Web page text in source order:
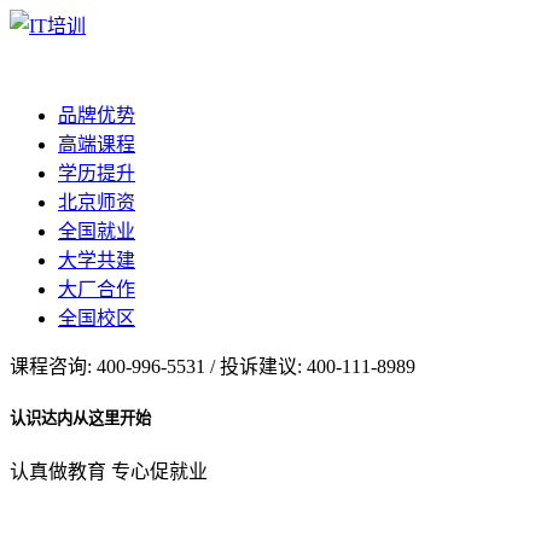
品牌优势
高端课程
学历提升
北京师资
全国就业
大学共建
大厂合作
全国校区
课程咨询: 400-996-5531 / 投诉建议: 400-111-8989
认识达内从这里开始
认真做教育 专心促就业